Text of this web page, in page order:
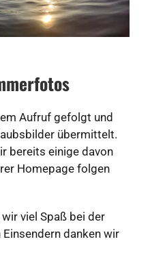
Aufruf gefolgt und
übermittelt.
bereits einige davon
Homepage folgen
viel Spaß bei der
danken wir